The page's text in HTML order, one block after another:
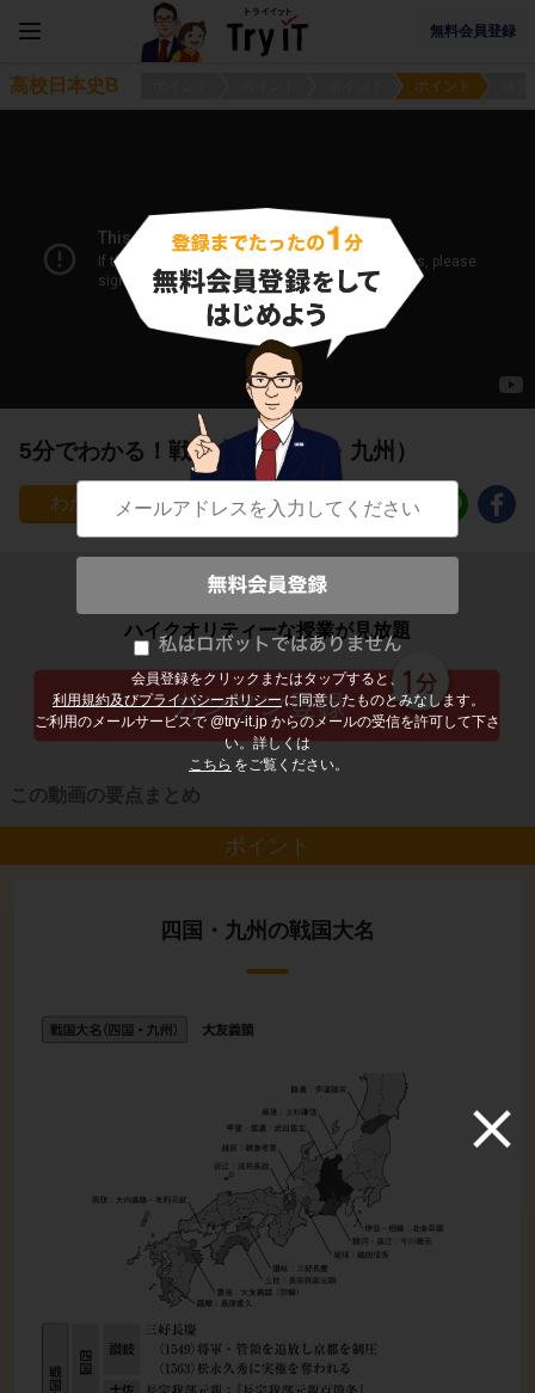
無料会員登録
会員登録をクリックまたはタップすると、
利用規約及びプライバシーポリシー に同意したものとみなします。
ご利用のメールサービスで @try-it.jp からのメールの受信を許可して下さ
い。詳しくは
こちら をご覧ください。
高校日本史B ポイント
5分でわかる！戦国大名（四国・九州）
25
子どもの勉強から大人の学び直しまで
ハイクオリティーな授業が見放題
この動画の要点まとめ
ポイント
四国・九州の戦国大名